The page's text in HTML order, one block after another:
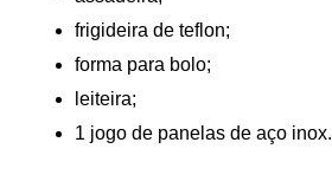
frigideira de teflon;
forma para bolo;
leiteira;
1 jogo de panelas de aço inox.